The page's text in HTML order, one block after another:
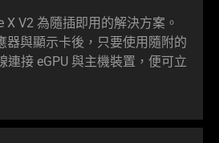
X V2 為隨插即用的解決方案。
器與顯示卡後，只要使用隨附的
連接 eGPU 與主機裝置，便可立